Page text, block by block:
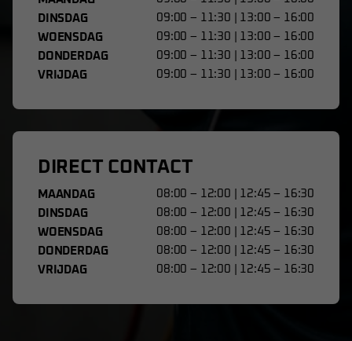
DINSDAG
09:00 – 11:30 | 13:00 – 16:00
WOENSDAG
09:00 – 11:30 | 13:00 – 16:00
DONDERDAG
09:00 – 11:30 | 13:00 – 16:00
VRIJDAG
09:00 – 11:30 | 13:00 – 16:00
DIRECT CONTACT
MAANDAG
08:00 – 12:00 | 12:45 – 16:30
DINSDAG
08:00 – 12:00 | 12:45 – 16:30
WOENSDAG
08:00 – 12:00 | 12:45 – 16:30
DONDERDAG
08:00 – 12:00 | 12:45 – 16:30
VRIJDAG
08:00 – 12:00 | 12:45 – 16:30